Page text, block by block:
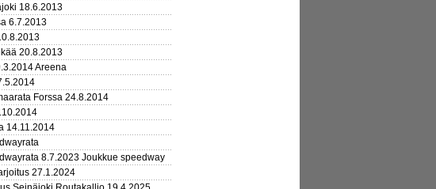
18.6.2013
6.7.2013
20.8.2013
Areena
Forssa 24.8.2014
14.11.2014
8.7.2023 Joukkue speedway
27.1.2024